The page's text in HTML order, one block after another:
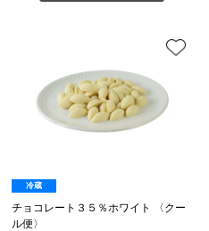
冷蔵
チョコレート３５％ホワイト 〈クー
ル便〉